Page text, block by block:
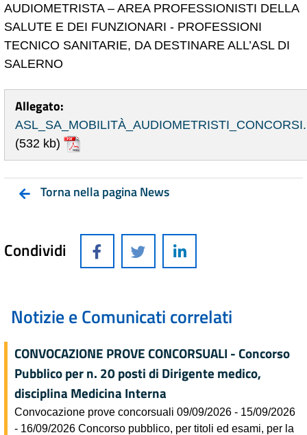
AUDIOMETRISTA – AREA PROFESSIONISTI DELLA
SALUTE E DEI FUNZIONARI - PROFESSIONI
TECNICO SANITARIE, DA DESTINARE ALL’ASL DI
SALERNO
Allegato:
(532 kb)
Torna nella pagina News
Condividi
Notizie e Comunicati correlati
CONVOCAZIONE PROVE CONCORSUALI - Concorso
Pubblico per n. 20 posti di Dirigente medico,
disciplina Medicina Interna
Convocazione prove concorsuali 09/09/2026 - 15/09/2026
- 16/09/2026 Concorso pubblico, per titoli ed esami, per la